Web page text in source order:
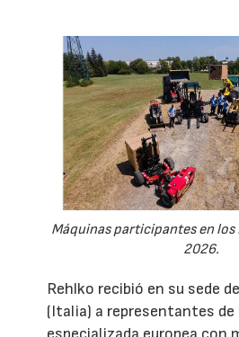
Máquinas participantes en los
2026.
Rehlko recibió en su sede
(Italia) a representantes de